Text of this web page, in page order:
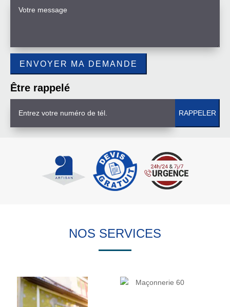
Être rappelé
NOS SERVICES